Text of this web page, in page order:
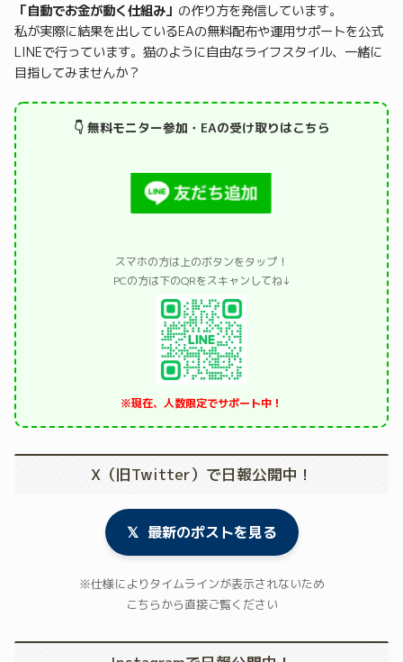
「自動でお金が動く仕組み」 の作り方を発信しています。
私が実際に結果を出しているEAの無料配布や運用サポートを公式
LINEで行っています。猫のように自由なライフスタイル、一緒に
目指してみませんか？
👇 無料モニター参加・EAの受け取りはこちら
スマホの方は上のボタンをタップ！
PCの方は下のQRをスキャンしてね↓
※現在、人数限定でサポート中！
X（旧Twitter）で日報公開中！
𝕏 最新のポストを見る
※仕様によりタイムラインが表示されないため
こちらから直接ご覧ください